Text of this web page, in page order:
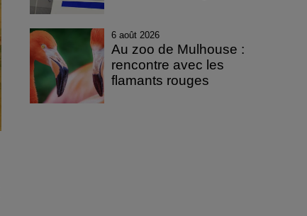
6 août 2026
Au zoo de Mulhouse :
rencontre avec les
flamants rouges